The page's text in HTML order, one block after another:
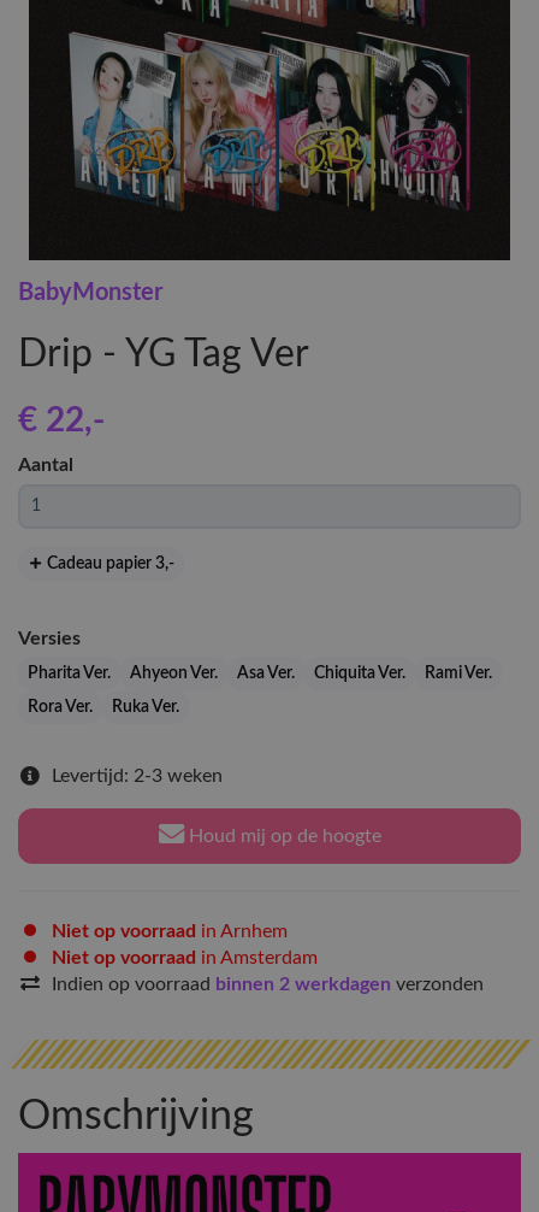
BabyMonster
Drip - YG Tag Ver
€ 22,-
Aantal
Cadeau papier 3,-
Versies
Pharita Ver. Ahyeon Ver. Asa Ver. Chiquita Ver.
Rami Ver.
Rora Ver.
Ruka Ver.
Levertijd: 2-3 weken
Houd mij op de hoogte
Niet op voorraad in Arnhem
Niet op voorraad in Amsterdam
Indien op voorraad binnen 2 werkdagen verzonden
Omschrijving